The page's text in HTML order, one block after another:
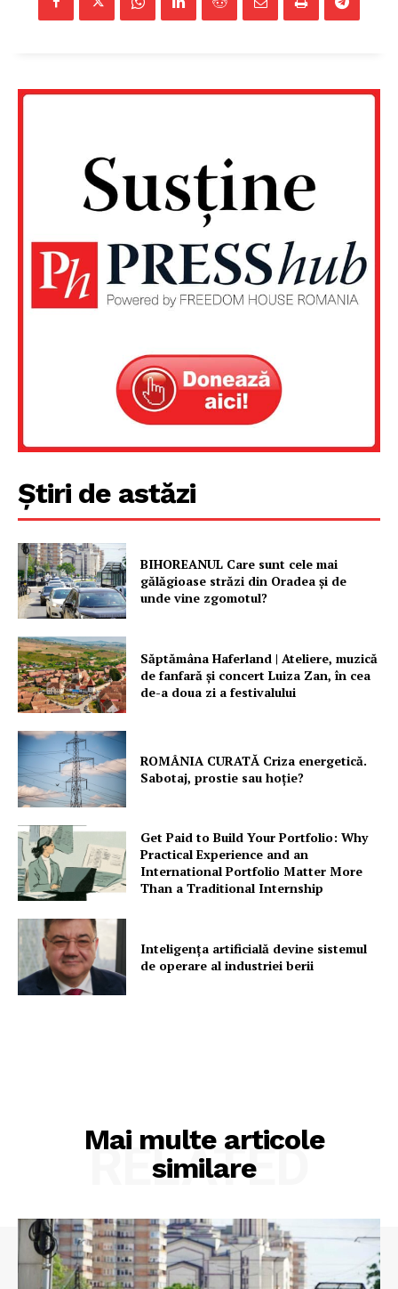
FREEDOM HOUSE ROMÂNIA
PRESShub
Despre noi / Echipa
Proiecte editoriale
Rețea
Contact
Știri de astăzi
BIHOREANUL Care sunt cele mai
gălăgioase străzi din Oradea și de
unde vine zgomotul?
Săptămâna Haferland | Ateliere, muzică
de fanfară şi concert Luiza Zan, în cea
de-a doua zi a festivalului
ROMÂNIA CURATĂ Criza energetică.
Sabotaj, prostie sau hoție?
Get Paid to Build Your Portfolio: Why
Practical Experience and an
International Portfolio Matter More
Than a Traditional Internship
Inteligența artificială devine sistemul
de operare al industriei berii
Mai multe articole
similare
RELATED